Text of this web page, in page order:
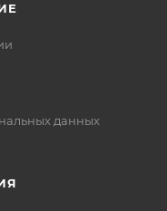
данных